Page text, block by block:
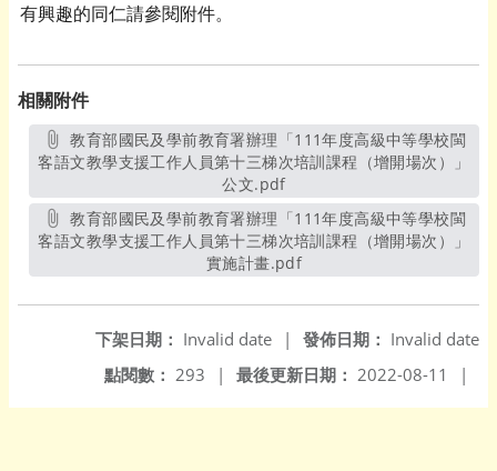
有興趣的同仁請參閱附件。
相關附件
教育部國民及學前教育署辦理「111年度高級中等學校閩
客語文教學支援工作人員第十三梯次培訓課程（增開場次）」
公文.pdf另開新視窗
教育部國民及學前教育署辦理「111年度高級中等學校閩
客語文教學支援工作人員第十三梯次培訓課程（增開場次）」
實施計畫.pdf另開新視窗
發佈日期： Invalid date
下架日期： Invalid date
|
最後更新日期： 2022-08-11 |
點閱數： 293 |